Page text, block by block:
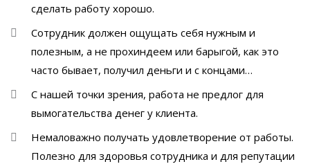
сделать работу хорошо.
Сотрудник должен ощущать себя нужным и
полезным, а не прохиндеем или барыгой, как это
часто бывает, получил деньги и с концами…
С нашей точки зрения, работа не предлог для
вымогательства денег у клиента.
Немаловажно получать удовлетворение от работы.
Полезно для здоровья сотрудника и для репутации